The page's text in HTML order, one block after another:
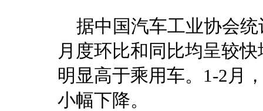
据中国汽车工业协会统
月度环比和同比均呈较
明显高于乘用车。1-2月
小幅下降。